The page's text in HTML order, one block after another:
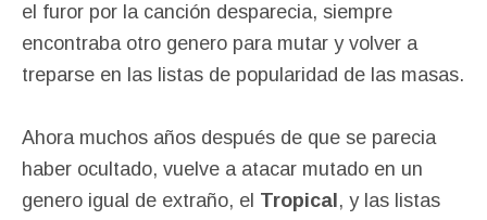
el furor por la canción desparecia, siempre
encontraba otro genero para mutar y volver a
treparse en las listas de popularidad de las masas.
Ahora muchos años después de que se parecia
haber ocultado, vuelve a atacar mutado en un
genero igual de extraño, el Tropical , y las listas